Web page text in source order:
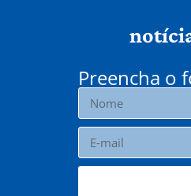
Preencha o